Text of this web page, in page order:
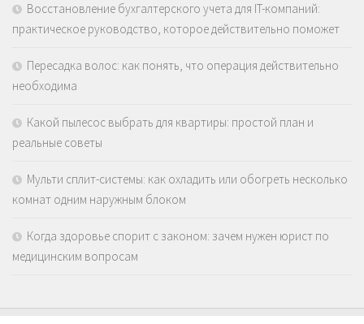
Восстановление бухгалтерского учета для IT-компаний:
практическое руководство, которое действительно поможет
Пересадка волос: как понять, что операция действительно
необходима
Какой пылесос выбрать для квартиры: простой план и
реальные советы
Мульти сплит-системы: как охладить или обогреть несколько
комнат одним наружным блоком
Когда здоровье спорит с законом: зачем нужен юрист по
медицинским вопросам